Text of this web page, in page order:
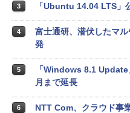
3 「Ubuntu 14.04 LTS」
4
富士通研、潜伏したマ
発
5
「Windows 8.1
月まで延長
6 NTT Com、クラウド事